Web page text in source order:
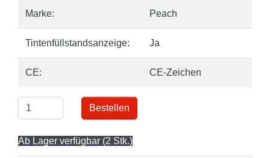
Marke: Peach
Tintenfüllstandsanzeige: Ja
CE: CE-Zeichen
Bestellen
Ab Lager verfügbar (2 Stk.)